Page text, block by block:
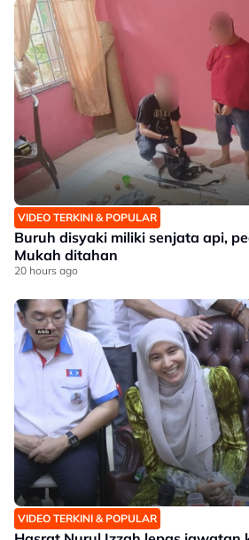
VIDEO TERKINI & POPULAR
Buruh disyaki miliki senjata api,
Mukah ditahan
20 hours ago
VIDEO TERKINI & POPULAR